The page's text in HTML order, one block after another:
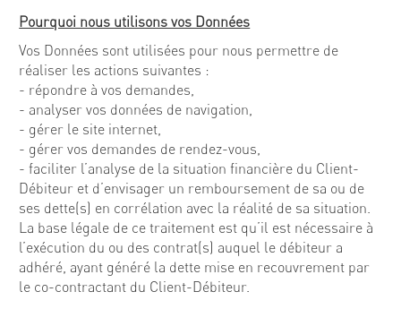
Pourquoi nous utilisons vos Données
Vos Données sont utilisées pour nous permettre de
réaliser les actions suivantes :
- répondre à vos demandes,
- analyser vos données de navigation,
- gérer le site internet,
- gérer vos demandes de rendez-vous,
- faciliter l’analyse de la situation financière du Client-
Débiteur et d’envisager un remboursement de sa ou de
ses dette(s) en corrélation avec la réalité de sa situation.
La base légale de ce traitement est qu’il est nécessaire à
l’exécution du ou des contrat(s) auquel le débiteur a
adhéré, ayant généré la dette mise en recouvrement par
le co-contractant du Client-Débiteur.